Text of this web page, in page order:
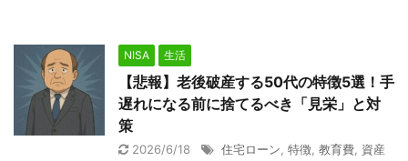
NISA 生活
【悲報】老後破産する50代の特徴5選！手
遅れになる前に捨てるべき「見栄」と対
策
2026/6/18 住宅ローン 特徴 教育費 資産